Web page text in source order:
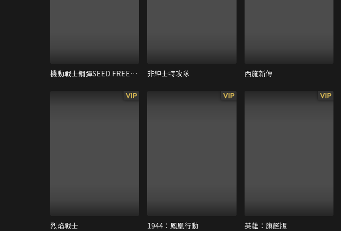
機動戰士鋼彈SEED FREEDOM 非紳士特攻隊 西施新傳
VIP
烈焰戰士
VIP
1944：鳳凰行動
VIP
英雄：旗艦版